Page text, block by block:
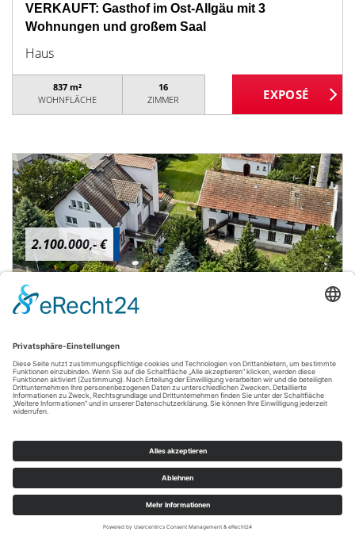
VERKAUFT: Gasthof im Ost-Allgäu mit 3
Wohnungen und großem Saal
Haus
837 m²
WOHNFLÄCHE
16
ZIMMER
2.100.000,- €
Egelsbach
VERKAUFT: Areal mit Villa, Gartenhaus,
Main
Haus